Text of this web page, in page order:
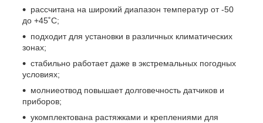
рассчитана на широкий диапазон температур от -50
до +45˚С;
подходит для установки в различных климатических
зонах;
стабильно работает даже в экстремальных погодных
условиях;
молниеотвод повышает долговечность датчиков и
приборов;
укомплектована растяжками и креплениями для